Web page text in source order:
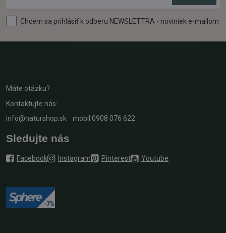
Chcem sa prihlásiť k odberu NEWSLETTRA - noviniek e-mailom
Máte otázku?
Kontaktujte nás:
info@naturshop.sk mobil 0908 076 622
Sledujte nás
Facebook Instagram Pinterest Youtube